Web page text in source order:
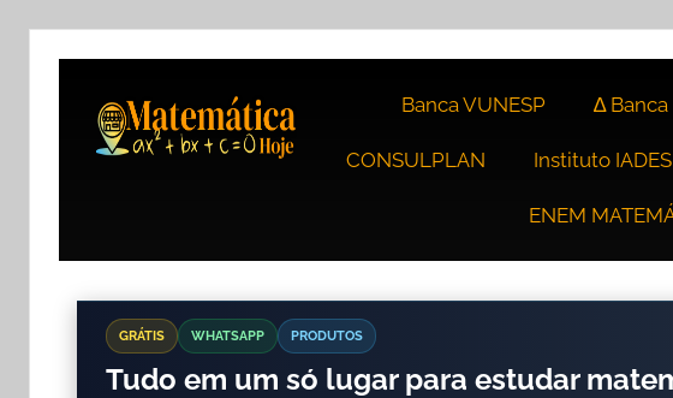
Banca VUNESP ∆ Banca
CONSULPLAN Instituto IADES
ENEM
GRÁTIS WHATSAPP PRODUTOS
Tudo em um só lugar para estudar